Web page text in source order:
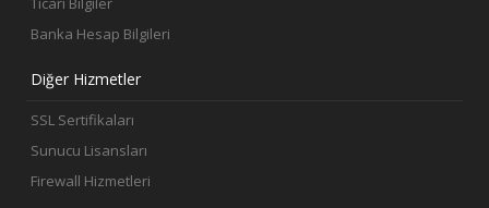
Banka Hesap Bilgileri
Diğer Hizmetler
SSL Sertifikaları
Sunucu Lisansları
Firewall Hizmetleri